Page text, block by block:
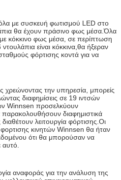
όλα με συσκευή φωτισμού LED στο
θα έχουν πράσινο φως μέσα.Όλα
με κόκκινο φως μέσα, σε περίπτωση
είναι κόκκινα,θα ήξεραν
φόρτισης κοντά για να
χρεώνοντας την υπηρεσία, μπορείς
διαφημίσεις σε 19 ιντσών
Winnsen προσελκύουν
διαφημιστικά
λειτουργία φόρτισης.Οι
κινητών Winnsen θα ήταν
ότι θα μπορούσαν να
αναφοράς για την ανάλυση της